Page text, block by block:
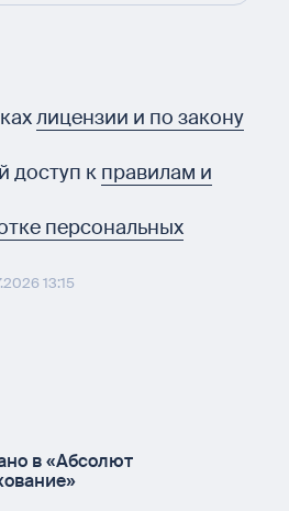
лицензии и по закону
доступ к правилам и
персональных
13:15
в «Абсолют